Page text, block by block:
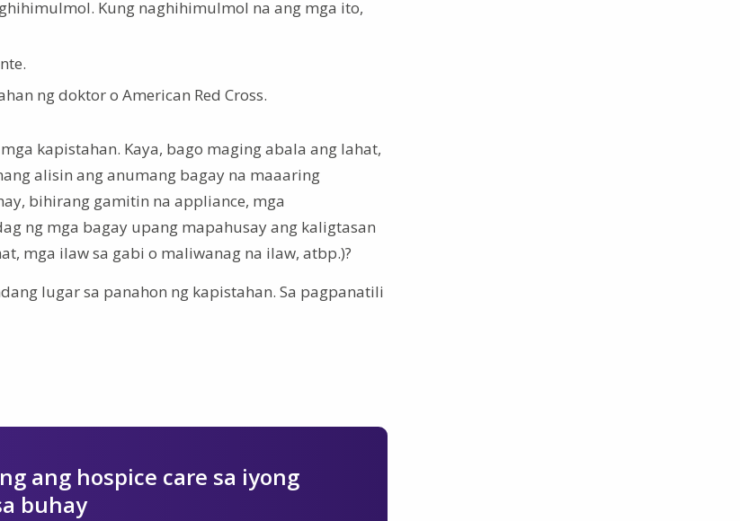
Kung naghihimulmol na ang mga ito,
ng doktor o American Red Cross.
kapistahan. Kaya, bago maging abala ang lahat,
alisin ang anumang bagay na maaaring
bihirang gamitin na appliance, mga
ng mga bagay upang mapahusay ang kaligtasan
mga ilaw sa gabi o maliwanag na ilaw, atbp.)?
lugar sa panahon ng kapistahan. Sa pagpanatili
ang hospice care sa iyong
buhay